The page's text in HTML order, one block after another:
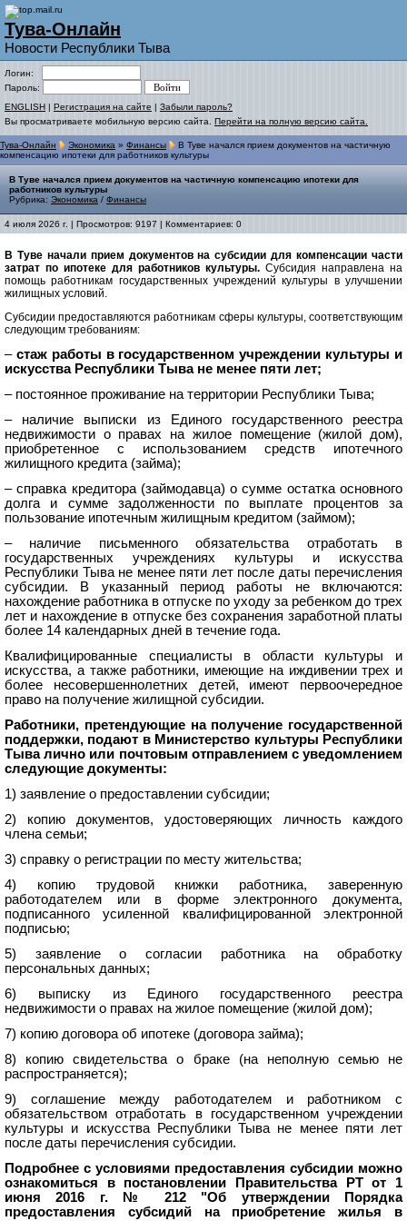
Тува-Онлайн
Новости Республики Тыва
Логин:
Пароль:
ENGLISH | Регистрация на сайте | Забыли пароль?
Вы просматриваете мобильную версию сайта. Перейти на полную версию сайта.
Тува-Онлайн Экономика » Финансы
В Туве начался прием документов на частичную
компенсацию ипотеки для работников культуры
В Туве начался прием документов на частичную компенсацию ипотеки для
работников культуры
Рубрика: Экономика / Финансы
4 июля 2026 г. | Просмотров: 9197 | Комментариев: 0
В Туве начали прием документов на субсидии для компенсации части
затрат по ипотеке для работников культуры. Субсидия направлена на
помощь работникам государственных учреждений культуры в улучшении
жилищных условий.
Субсидии предоставляются работникам сферы культуры, соответствующим
следующим требованиям:
–стаж работы в государственном учреждении культуры и
искусства Республики Тыва не менее пяти лет;
– постоянное проживание на территории Республики Тыва;
– наличие выписки из Единого государственного реестра
недвижимости о правах на жилое помещение (жилой дом),
приобретенное с использованием средств ипотечного
жилищного кредита (займа);
– справка кредитора (займодавца) о сумме остатка основного
долга и сумме задолженности по выплате процентов за
пользование ипотечным жилищным кредитом (займом);
– наличие письменного обязательства отработать в
государственных учреждениях культуры и искусства
Республики Тыва не менее пяти лет после даты перечисления
субсидии. В указанный период работы не включаются:
нахождение работника в отпуске по уходу за ребенком до трех
лет и нахождение в отпуске без сохранения заработной платы
более 14 календарных дней в течение года.
Квалифицированные специалисты в области культуры и
искусства, а также работники, имеющие на иждивении трех и
более несовершеннолетних детей, имеют первоочередное
право на получение жилищной субсидии.
Работники, претендующие на получение государственной
поддержки, подают в Министерство культуры Республики
Тыва лично или почтовым отправлением с уведомлением
следующие документы:
1) заявление о предоставлении субсидии;
2) копию документов, удостоверяющих личность каждого
члена семьи;
3) справку о регистрации по месту жительства;
4) копию трудовой книжки работника, заверенную
работодателем или в форме электронного документа,
подписанного усиленной квалифицированной электронной
подписью;
5) заявление о согласии работника на обработку
персональных данных;
6) выписку из Единого государственного реестра
недвижимости о правах на жилое помещение (жилой дом);
7) копию договора об ипотеке (договора займа);
8) копию свидетельства о браке (на неполную семью не
распространяется);
9) соглашение между работодателем и работником с
обязательством отработать в государственном учреждении
культуры и искусства Республики Тыва не менее пяти лет
после даты перечисления субсидии.
Подробнее с условиями предоставления субсидии можно
ознакомиться в постановлении Правительства РТ от 1
июня 2016 г. № 212 "Об утверждении Порядка
предоставления субсидий на приобретение жилья в